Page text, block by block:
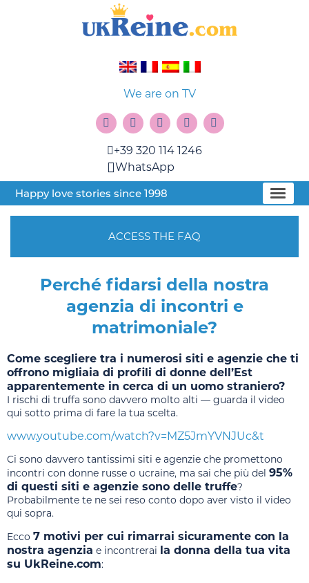
We are on TV
+39 320 114 1246
WhatsApp
Happy love stories since 1998
ACCESS THE FAQ
Perché fidarsi della nostra
agenzia di incontri e
matrimoniale?
Come scegliere tra i numerosi siti e agenzie che ti
offrono migliaia di profili di donne dell’Est
apparentemente in cerca di un uomo straniero?
I rischi di truffa sono davvero molto alti — guarda il video
qui sotto prima di fare la tua scelta.
www.youtube.com/watch?v=MZ5JmYVNJUc&t
Ci sono davvero tantissimi siti e agenzie che promettono
incontri con donne russe o ucraine, ma sai che più del 95%
di questi siti e agenzie sono delle truffe?
Probabilmente te ne sei reso conto dopo aver visto il video
qui sopra.
Ecco 7 motivi per cui rimarrai sicuramente con la
nostra agenzia e incontrerai la donna della tua vita
su UkReine.com: